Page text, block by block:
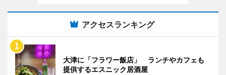
アクセスランキング
大津に「フラワー飯店」 ランチやカフェも
提供するエスニック居酒屋